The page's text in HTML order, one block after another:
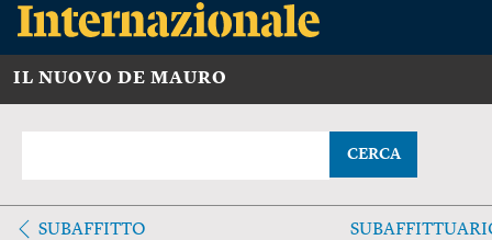
IL NUOVO DE MAURO
CERCA
SUBAFFITTO